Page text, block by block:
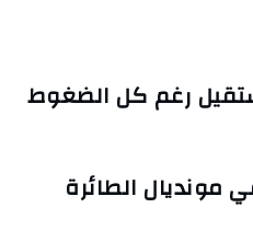
رغم كل الضغوط
مونديال الطائرة